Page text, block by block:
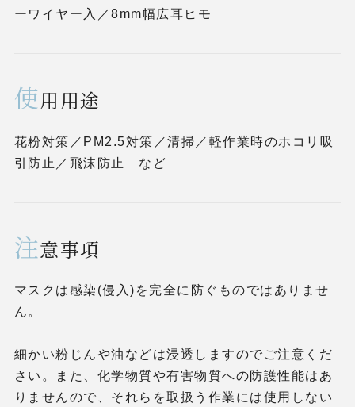
ーワイヤー入／8mm幅広耳ヒモ
使用用途
花粉対策／PM2.5対策／清掃／軽作業時のホコリ吸
引防止／飛沫防止 など
注意事項
マスクは感染(侵入)を完全に防ぐものではありませ
ん。
細かい粉じんや油などは浸透しますのでご注意くだ
さい。また、化学物質や有害物質への防護性能はあ
りませんので、それらを取扱う作業には使用しない